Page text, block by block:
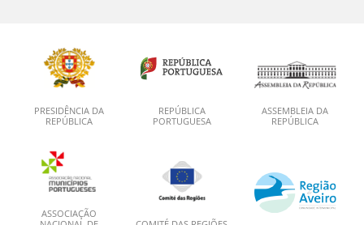
PRESIDÊNCIA DA
REPÚBLICA
REPÚBLICA
PORTUGUESA
ASSEMBLEIA DA
REPÚBLICA
ASSOCIAÇÃO